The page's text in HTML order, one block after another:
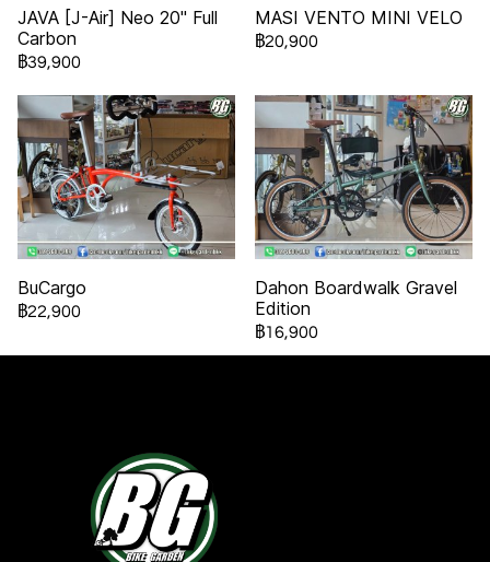
JAVA [J-Air] Neo 20" Full
Carbon
฿39,900
MASI VENTO MINI VELO
฿20,900
BuCargo
฿22,900
Dahon Boardwalk Gravel
Edition
฿16,900